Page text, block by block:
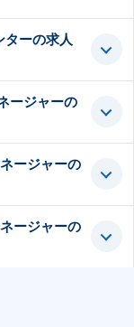
ターの求人
ージャーの
ージャーの
ージャーの